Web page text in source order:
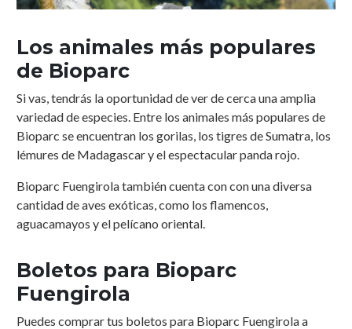
Los animales más populares
de Bioparc
Si vas, tendrás la oportunidad de ver de cerca una amplia
variedad de especies. Entre los animales más populares de
Bioparc se encuentran los gorilas, los tigres de Sumatra, los
lémures de Madagascar y el espectacular panda rojo.
Bioparc Fuengirola también cuenta con con una diversa
cantidad de aves exóticas, como los flamencos,
aguacamayos y el pelícano oriental.
Boletos para Bioparc
Fuengirola
Puedes comprar tus boletos para Bioparc Fuengirola a